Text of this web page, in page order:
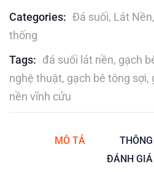
Categories: Đá suối, Lát Nền,
thống
Tags: đá suối lát nền, gạch
nghệ thuật, gạch bê tông sợi,
nền vĩnh cửu
MÔ TẢ
ĐÁNH